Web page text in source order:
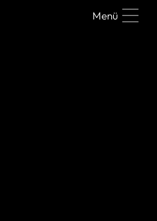
Menü